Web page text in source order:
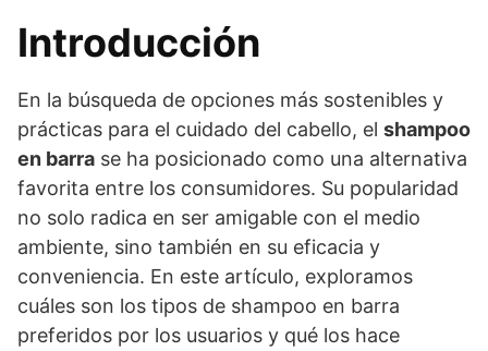
Introducción
En la búsqueda de opciones más sostenibles y
prácticas para el cuidado del cabello, el shampoo
en barra se ha posicionado como una alternativa
favorita entre los consumidores. Su popularidad
no solo radica en ser amigable con el medio
ambiente, sino también en su eficacia y
conveniencia. En este artículo, exploramos
cuáles son los tipos de shampoo en barra
preferidos por los usuarios y qué los hace